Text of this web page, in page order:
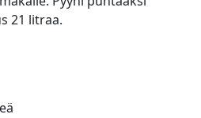
21 litraa.